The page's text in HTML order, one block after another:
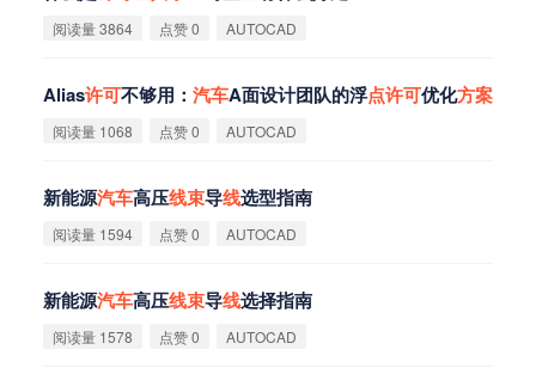
阅读量 3864 点赞 0 AUTOCAD
Alias许可不够用： 汽车A面设计团队的浮点许可优化方案
阅读量 1068 点赞 0 AUTOCAD
新能源汽车高压线束导线选型指南
阅读量 1594 点赞 0 AUTOCAD
新能源汽车高压线束导线选择指南
阅读量 1578 点赞 0 AUTOCAD